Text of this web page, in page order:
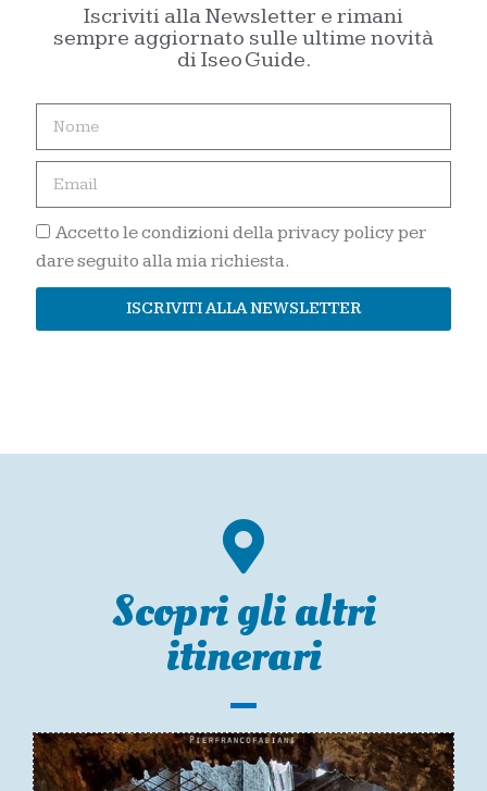
Iscriviti alla Newsletter e rimani
sempre aggiornato sulle ultime novità
di Iseo Guide.
Accetto le condizioni della privacy policy per
dare seguito alla mia richiesta.
ISCRIVITI ALLA NEWSLETTER
Scopri gli altri
itinerari